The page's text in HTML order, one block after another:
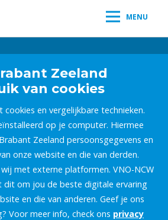
MENU
Zeeland
van cookies
en vergelijkbare technieken.
op je computer. Hiermee
Zeeland persoonsgegevens en
onze website en die van derden.
met externe platformen. VNO-NCW
dit om jou de beste digitale ervaring
en die van anderen. Geef je ons
Voor meer info, check ons privacy